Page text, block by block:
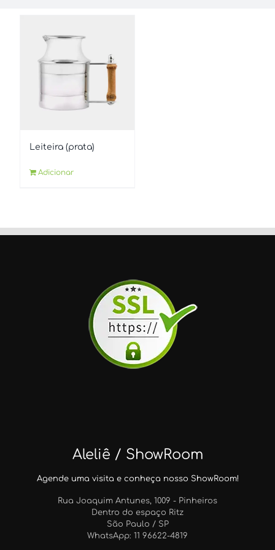
Leiteira (prata)
Adicionar
Aleliê / ShowRoom
Agende uma visita e conheça nosso ShowRoom!
Rua Joaquim Antunes, 1009 - Pinheiros
Dentro do espaço Ritz
São Paulo / SP
WhatsApp: 11 96622-4819